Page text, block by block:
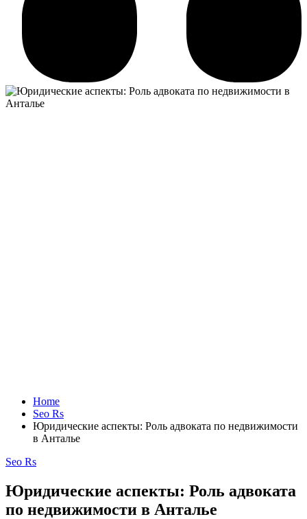
Home
Seo Rs
Юридические аспекты: Роль адвоката по недвижимости
в Анталье
Seo Rs
Юридические аспекты: Роль адвоката
по недвижимости в Анталье